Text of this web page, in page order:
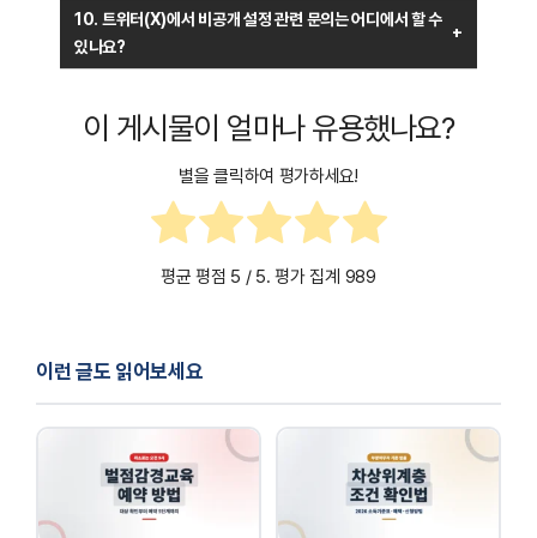
설정을 해제하면 이후의 모든 멘션은 공개 상태가 됩니다.
(Block) 또는 뮤트(Mute) 기능을 제공합니다.
습니다.
뮤트:
뮤트한 사용자의 트윗이 내 타임라인에 보이지 않지만, 상
대방은 여전히 내 트윗을 볼 수 있습니다.
또한, 특정 트윗을 삭제하거나 트윗 작성 시 트윗 오디언스 설정을
이용해 특정 사용자에게만 보이도록 설정할 수도 있습니다.
10. 트위터(X)에서 비공개 설정 관련 문의는 어디에서 할 수
있나요?
https://help.twitter.com/forms/privacy
https://help.twitter.com/ko/safety-and-security/how-
비공개 계정 설정과 관련된 질문이 있으면 위 링크를 통해 도움을
받을 수 있습니다.
이 게시물이 얼마나 유용했나요?
별을 클릭하여 평가하세요!
평균 평점 5 / 5. 평가 집계 989
이런 글도 읽어보세요